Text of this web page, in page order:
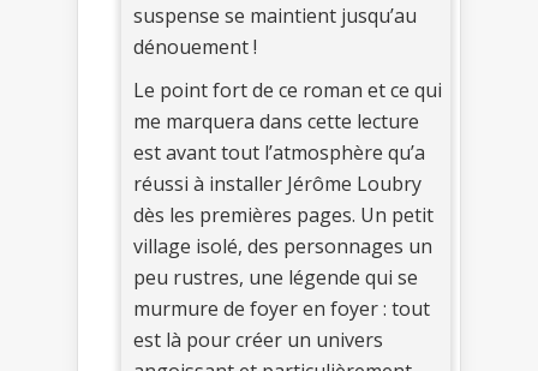
suspense se maintient jusqu’au
dénouement !
Le point fort de ce roman et ce qui
me marquera dans cette lecture
est avant tout l’atmosphère qu’a
réussi à installer Jérôme Loubry
dès les premières pages. Un petit
village isolé, des personnages un
peu rustres, une légende qui se
murmure de foyer en foyer : tout
est là pour créer un univers